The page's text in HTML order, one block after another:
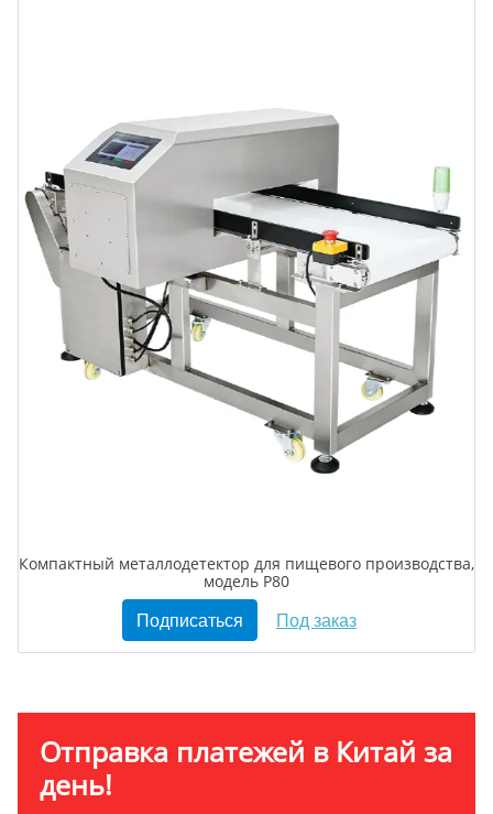
Компактный металлодетектор для пищевого производства,
модель P80
Подписаться Под заказ
Отправка платежей в Китай за
день!